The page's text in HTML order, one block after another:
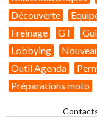
Découverte
Freinage
GT
Lobbying
Outil Agenda
Préparations moto